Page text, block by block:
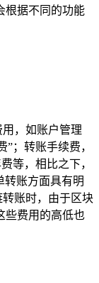
根据不同的功能
，如账户管理
；转账手续费，
等，相比之下，
转账方面具有明
账时，由于区块
些费用的高低也